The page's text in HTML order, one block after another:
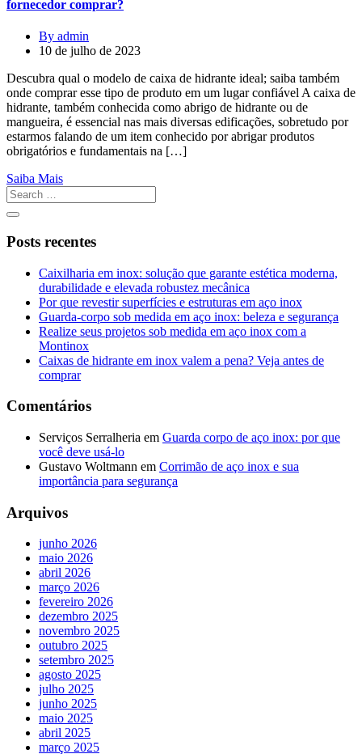
fornecedor comprar?
By admin
10 de julho de 2023
Descubra qual o modelo de caixa de hidrante ideal; saiba também
onde comprar esse tipo de produto em um lugar confiável A caixa de
hidrante, também conhecida como abrigo de hidrante ou de
mangueira, é essencial nas mais diversas edificações, sobretudo por
estarmos falando de um item conhecido por abrigar produtos
obrigatórios e fundamentais na […]
Saiba Mais
Posts recentes
Caixilharia em inox: solução que garante estética moderna,
durabilidade e elevada robustez mecânica
Por que revestir superfícies e estruturas em aço inox
Guarda-corpo sob medida em aço inox: beleza e segurança
Realize seus projetos sob medida em aço inox com a
Montinox
Caixas de hidrante em inox valem a pena? Veja antes de
comprar
Comentários
Serviços Serralheria em Guarda corpo de aço inox: por que
você deve usá-lo
Gustavo Woltmann em Corrimão de aço inox e sua
importância para segurança
Arquivos
junho 2026
maio 2026
abril 2026
março 2026
fevereiro 2026
dezembro 2025
novembro 2025
outubro 2025
setembro 2025
agosto 2025
julho 2025
junho 2025
maio 2025
abril 2025
março 2025